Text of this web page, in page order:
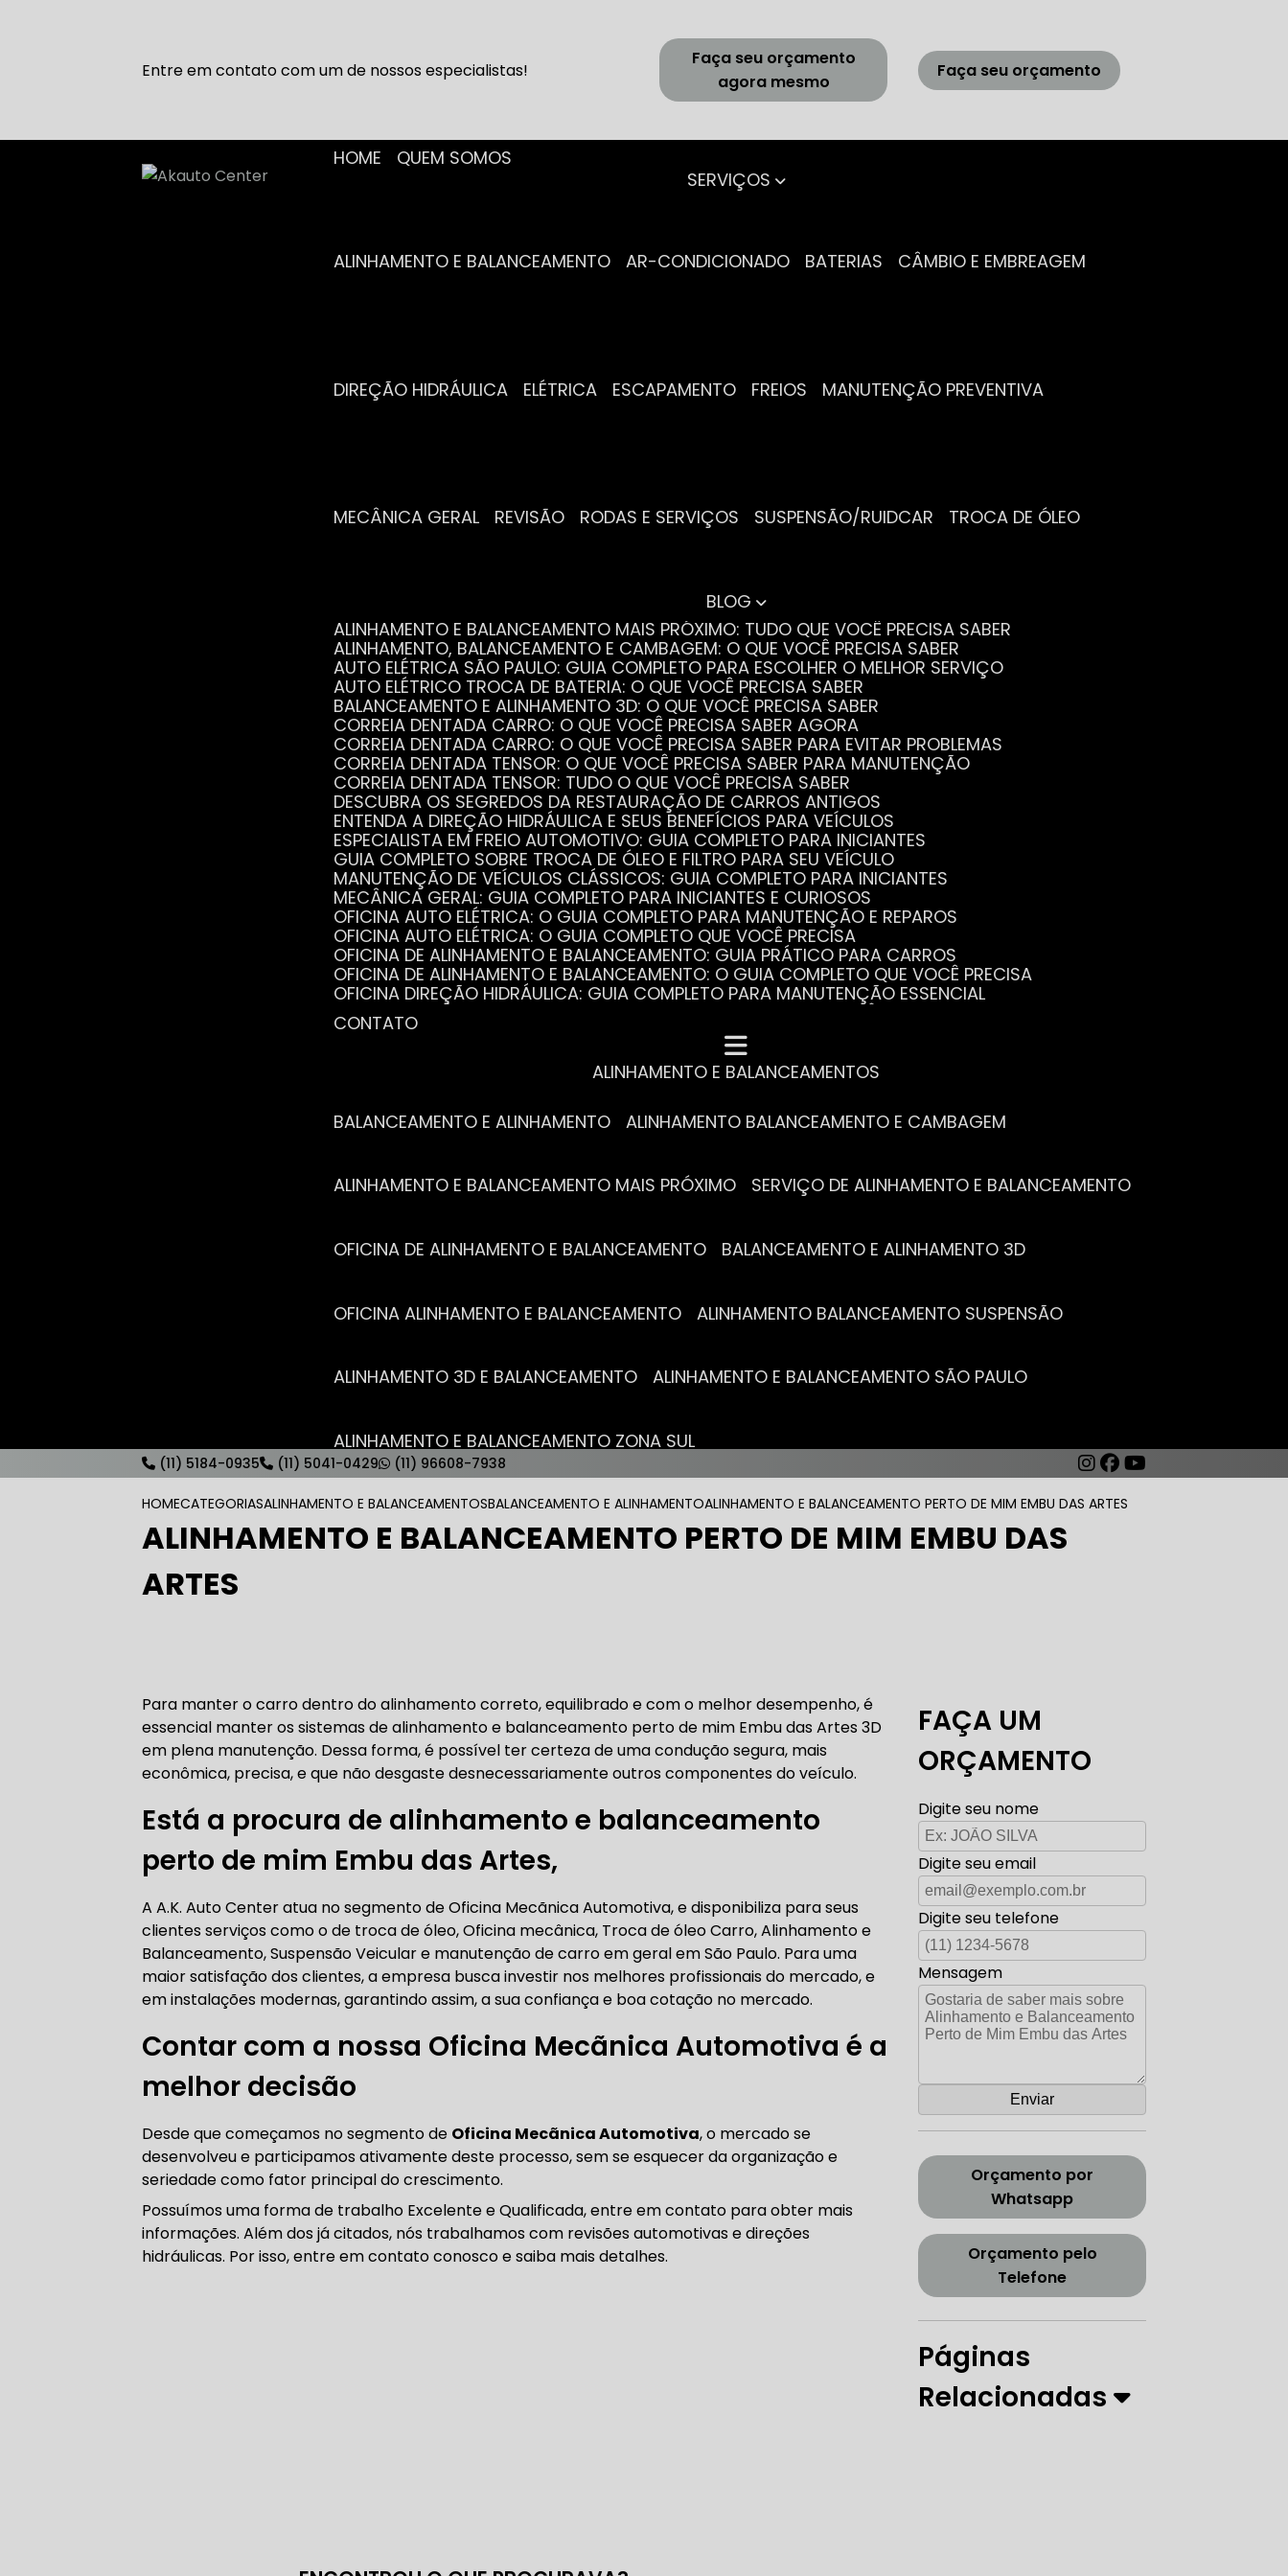
Entre em contato com um de nossos especialistas!
Faça seu orçamento
agora mesmo
Faça seu orçamento
HOME
QUEM SOMOS
SERVIÇOS
ALINHAMENTO E BALANCEAMENTO AR-CONDICIONADO BATERIAS CÂMBIO E EMBREAGEM
DIREÇÃO HIDRÁULICA ELÉTRICA ESCAPAMENTO FREIOS MANUTENÇÃO PREVENTIVA
MECÂNICA GERAL REVISÃO RODAS E SERVIÇOS SUSPENSÃO/RUIDCAR TROCA DE ÓLEO
BLOG
ALINHAMENTO E BALANCEAMENTO MAIS PRÓXIMO: TUDO QUE VOCÊ PRECISA SABER
ALINHAMENTO, BALANCEAMENTO E CAMBAGEM: O QUE VOCÊ PRECISA SABER
AUTO ELÉTRICA SÃO PAULO: GUIA COMPLETO PARA ESCOLHER O MELHOR SERVIÇO
AUTO ELÉTRICO TROCA DE BATERIA: O QUE VOCÊ PRECISA SABER
BALANCEAMENTO E ALINHAMENTO 3D: O QUE VOCÊ PRECISA SABER
CORREIA DENTADA CARRO: O QUE VOCÊ PRECISA SABER AGORA
CORREIA DENTADA CARRO: O QUE VOCÊ PRECISA SABER PARA EVITAR PROBLEMAS
CORREIA DENTADA TENSOR: O QUE VOCÊ PRECISA SABER PARA MANUTENÇÃO
CORREIA DENTADA TENSOR: TUDO O QUE VOCÊ PRECISA SABER
DESCUBRA OS SEGREDOS DA RESTAURAÇÃO DE CARROS ANTIGOS
ENTENDA A DIREÇÃO HIDRÁULICA E SEUS BENEFÍCIOS PARA VEÍCULOS
ESPECIALISTA EM FREIO AUTOMOTIVO: GUIA COMPLETO PARA INICIANTES
GUIA COMPLETO SOBRE TROCA DE ÓLEO E FILTRO PARA SEU VEÍCULO
MANUTENÇÃO DE VEÍCULOS CLÁSSICOS: GUIA COMPLETO PARA INICIANTES
MECÂNICA GERAL: GUIA COMPLETO PARA INICIANTES E CURIOSOS
OFICINA AUTO ELÉTRICA: O GUIA COMPLETO PARA MANUTENÇÃO E REPAROS
OFICINA AUTO ELÉTRICA: O GUIA COMPLETO QUE VOCÊ PRECISA
OFICINA DE ALINHAMENTO E BALANCEAMENTO: GUIA PRÁTICO PARA CARROS
OFICINA DE ALINHAMENTO E BALANCEAMENTO: O GUIA COMPLETO QUE VOCÊ PRECISA
OFICINA DIREÇÃO HIDRÁULICA: GUIA COMPLETO PARA MANUTENÇÃO ESSENCIAL
OFICINA MECÂNICA COMPLETA PARA BLINDADOS: TUDO QUE VOCÊ PRECISA SABER
POR QUE A REVISÃO AUTOMOTIVA É ESSENCIAL PARA O DESEMPENHO DO SEU CARRO
SERVIÇO DE ALINHAMENTO E BALANCEAMENTO: O QUE VOCÊ PRECISA SABER
VANTAGENS ESSENCIAIS DA TROCA DE ÓLEO PARA A SAÚDE DO SEU CARRO
CONTATO
ALINHAMENTO E BALANCEAMENTOS
BALANCEAMENTO E ALINHAMENTO ALINHAMENTO BALANCEAMENTO E CAMBAGEM
ALINHAMENTO E BALANCEAMENTO MAIS PRÓXIMO SERVIÇO DE ALINHAMENTO E BALANCEAMENTO
OFICINA DE ALINHAMENTO E BALANCEAMENTO BALANCEAMENTO E ALINHAMENTO 3D
OFICINA ALINHAMENTO E BALANCEAMENTO ALINHAMENTO BALANCEAMENTO SUSPENSÃO
ALINHAMENTO 3D E BALANCEAMENTO ALINHAMENTO E BALANCEAMENTO SÃO PAULO
ALINHAMENTO E BALANCEAMENTO ZONA SUL
AUTO ELÉTRICA MAIS PRÓXIMO AUTO ELÉTRICA AUTOMOTIVA
AUTO ELÉTRICA ABERTA HOJE AUTO ELÉTRICA SOCORRO AUTO ELÉTRICA CARROS ANTIGOS
AUTO ELÉTRICA ZONA SUL
CORREIAS DENTADAS
TROCA CORREIA DENTADA CORREIA DENTADA LAND ROVER CORREIA DENTADA RANGE ROVER
CORREIA DENTADA BMW CORREIA DENTADA MANUTENÇÃO CORREIA DENTADA TENSOR
CORREIA DENTADA CARRO CORREIA DENTADA SÃO PAULO CORREIA DENTADA ZONA SUL
(11) 5184-0935 (11) 5041-0429 (11) 96608-7938
HOMECATEGORIASALINHAMENTO E BALANCEAMENTOSBALANCEAMENTO E ALINHAMENTOALINHAMENTO E BALANCEAMENTO PERTO DE MIM EMBU DAS ARTES
ALINHAMENTO E BALANCEAMENTO PERTO DE MIM EMBU DAS
ARTES
Para manter o carro dentro do alinhamento correto, equilibrado e com o melhor desempenho, é
essencial manter os sistemas de alinhamento e balanceamento perto de mim Embu das Artes 3D
em plena manutenção. Dessa forma, é possível ter certeza de uma condução segura, mais
econômica, precisa, e que não desgaste desnecessariamente outros componentes do veículo.
Está a procura de alinhamento e balanceamento
perto de mim Embu das Artes,
A A.K. Auto Center atua no segmento de Oficina Mecãnica Automotiva, e disponibiliza para seus
clientes serviços como o de troca de óleo, Oficina mecânica, Troca de óleo Carro, Alinhamento e
Balanceamento, Suspensão Veicular e manutenção de carro em geral em São Paulo. Para uma
maior satisfação dos clientes, a empresa busca investir nos melhores profissionais do mercado, e
em instalações modernas, garantindo assim, a sua confiança e boa cotação no mercado.
Contar com a nossa Oficina Mecãnica Automotiva é a
melhor decisão
Desde que começamos no segmento de Oficina Mecãnica Automotiva, o mercado se
desenvolveu e participamos ativamente deste processo, sem se esquecer da organização e
seriedade como fator principal do crescimento.
Possuímos uma forma de trabalho Excelente e Qualificada, entre em contato para obter mais
informações. Além dos já citados, nós trabalhamos com revisões automotivas e direções
hidráulicas. Por isso, entre em contato conosco e saiba mais detalhes.
FAÇA UM
ORÇAMENTO
Digite seu nome
Digite seu email
Digite seu telefone
Mensagem
Orçamento por
Whatsapp
Orçamento pelo
Telefone
Páginas
Relacionadas